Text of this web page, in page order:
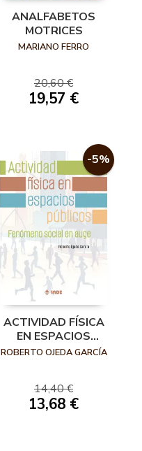
ANALFABETOS
MOTRICES
MARIANO FERRO
20,60 €
19,57 €
-5%
ACTIVIDAD FÍSICA
EN ESPACIOS
PÚBLICOS
ROBERTO OJEDA GARCÍA
14,40 €
13,68 €